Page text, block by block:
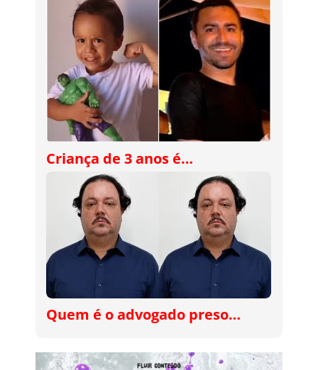
Criança de 3 anos é…
Quem é o advogado preso…